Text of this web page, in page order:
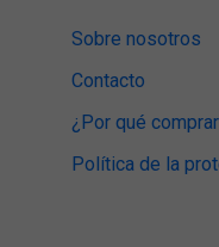
Sobre nosotros
Contacto
¿Por qué
Política de la